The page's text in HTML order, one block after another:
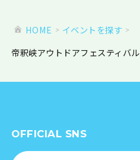
HOME
イベントを探す
帝釈峡アウトドアフェスティバル
OFFICIAL SNS